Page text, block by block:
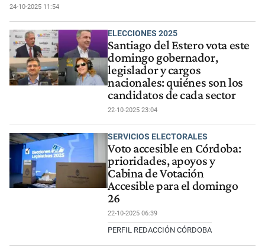
24-10-2025 11:54
ELECCIONES 2025
Santiago del Estero vota este
domingo gobernador,
legislador y cargos
nacionales: quiénes son los
candidatos de cada sector
22-10-2025 23:04
SERVICIOS ELECTORALES
Voto accesible en Córdoba:
prioridades, apoyos y
Cabina de Votación
Accesible para el domingo
26
22-10-2025 06:39
PERFIL REDACCIÓN CÓRDOBA